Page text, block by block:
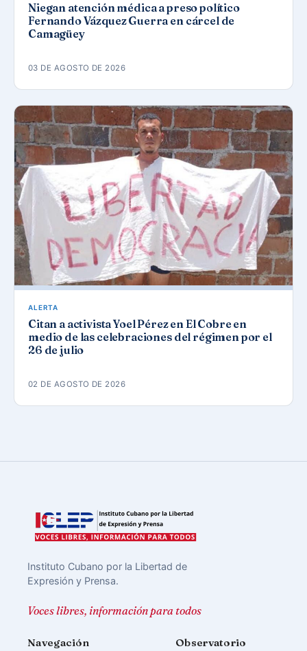
Niegan atención médica a preso político
Fernando Vázquez Guerra en cárcel de
Camagüey
03 DE AGOSTO DE 2026
ALERTA
Citan a activista Yoel Pérez en El Cobre en
medio de las celebraciones del régimen por el
26 de julio
02 DE AGOSTO DE 2026
Instituto Cubano por la Libertad de
Expresión y Prensa.
Voces libres, información para todos
Navegación Observatorio